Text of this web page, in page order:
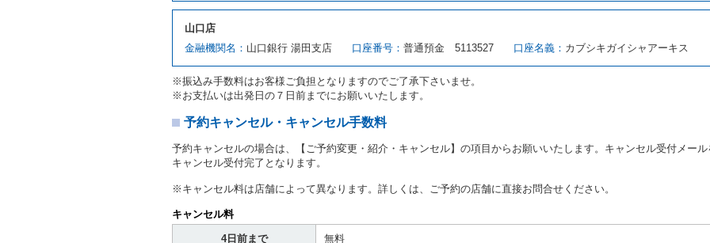
ます。この場合、借受人は、自己が運転者であるときは自己の運転免許証を提示し、借受人と運転者が
注１）監督官庁の基本通達とは、国土交通省自動車交通局長通達「レンタカーに関する基本通達」（自
２．(10)及び(11)のことをいいます。
転免許証をいいます。
当社は、貸渡契約の締結にあたり、借受人及び運転者に対し、運転免許証のほかに本人確認ができる書類
書類の写しをとることがあります。
当社は、貸渡契約の締結にあたり、借受期間中に借受人及び運転者と連絡するための携帯電話番号等の告
当社は、貸渡契約の締結にあたり、借受人に対し、クレジットカード若しくは現金による支払いを求め
ることがあります。
当社は、借受人又は運転者が前3項に従わない場合は、貸渡契約の締結を拒絶するとともに、予約を取消
なお、この場合の予約申込金等の扱いについては、第4条第5項を適用するものとします。
第８条（貸渡契約の締結の拒絶）
山口店
金融機関名： 山口銀行 湯田支店 口座番号： 普通預金 5113527 口座名義： カブシキガイシャアーキス
※振込み手数料はお客様ご負担となりますのでご了承下さいませ。
※お支払いは出発日の７日前までにお願いいたします。
予約キャンセル・キャンセル手数料
予約キャンセルの場合は、【ご予約変更・紹介・キャンセル】の項目からお願いいたします。キャンセル受付メー
キャンセル受付完了となります。
※キャンセル料は店舗によって異なります。詳しくは、ご予約の店舗に直接お問合せください。
キャンセル料
4日前まで 無料